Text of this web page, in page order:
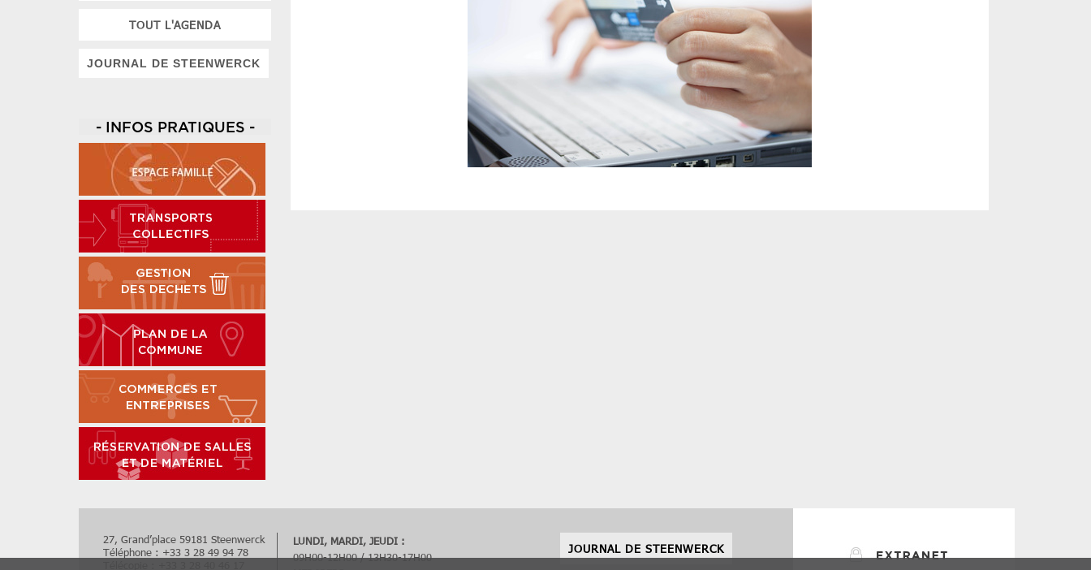
TOUT L'AGENDA
JOURNAL DE STEENWERCK
- INFOS PRATIQUES -
27, Grand’place 59181 Steenwerck
Téléphone : +33 3 28 49 94 78
LUNDI, MARDI, JEUDI :
09H00-12H00 / 13H30-17H00
JOURNAL DE STEENWERCK